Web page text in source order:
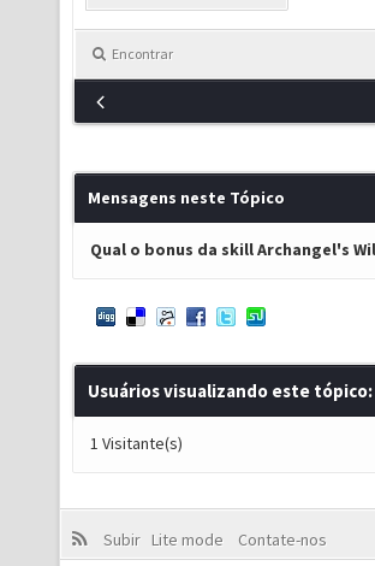
Encontrar
Mensagens neste Tópico
Qual o bonus da skill Archangel's
Usuários visualizando este tópico:
1 Visitante(s)
Subir Lite mode
Contate-nos